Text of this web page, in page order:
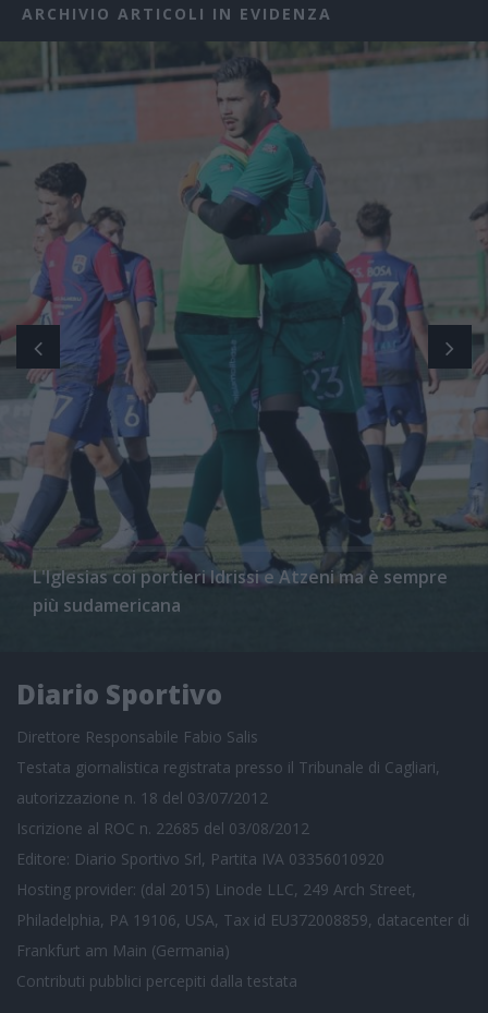
ARCHIVIO ARTICOLI IN EVIDENZA
L'Iglesias coi portieri Idrissi e Atzeni ma è sempre
più sudamericana
Diario Sportivo
Direttore Responsabile Fabio Salis
Testata giornalistica registrata presso il Tribunale di Cagliari,
autorizzazione n. 18 del 03/07/2012
Iscrizione al ROC n. 22685 del 03/08/2012
Editore: Diario Sportivo Srl, Partita IVA 03356010920
Hosting provider: (dal 2015) Linode LLC, 249 Arch Street,
Philadelphia, PA 19106, USA, Tax id EU372008859, datacenter di
Frankfurt am Main (Germania)
Contributi pubblici percepiti dalla testata